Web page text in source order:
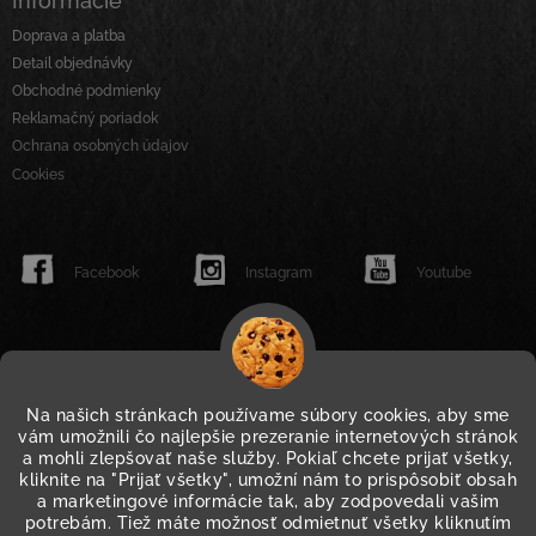
Na našich stránkach používame súbory cookies, aby sme
vám umožnili čo najlepšie prezeranie internetových stránok
a mohli zlepšovať naše služby. Pokiaľ chcete prijať všetky,
kliknite na "Prijať všetky", umožní nám to prispôsobiť obsah
a marketingové informácie tak, aby zodpovedali vašim
potrebám. Tiež máte možnosť odmietnuť všetky kliknutím
Doprava a platba
Detail objednávky
Obchodné podmienky
Reklamačný poriadok
Ochrana osobných údajov
Cookies
Facebook Instagram Youtube